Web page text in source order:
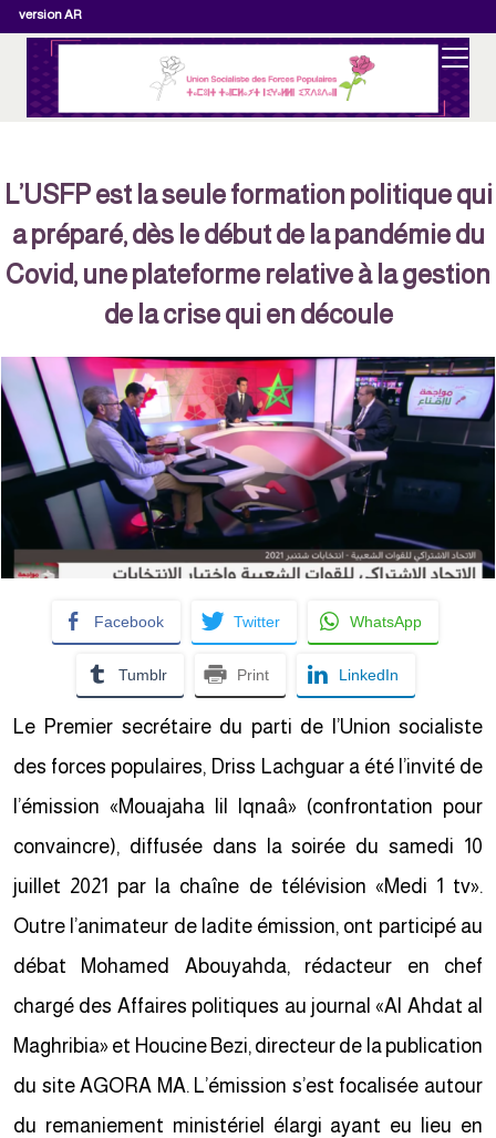
version AR
L’USFP est la seule formation politique qui
a préparé, dès le début de la pandémie du
Covid, une plateforme relative à la gestion
de la crise qui en découle
Facebook Twitter WhatsApp
Tumblr Print LinkedIn
Le Premier secrétaire du parti de l’Union socialiste
des forces populaires, Driss Lachguar a été l’invité de
l’émission «Mouajaha lil Iqnaâ» (confrontation pour
convaincre), diffusée dans la soirée du samedi 10
juillet 2021 par la chaîne de télévision «Medi 1 tv».
Outre l’animateur de ladite émission, ont participé au
débat Mohamed Abouyahda, rédacteur en chef
chargé des Affaires politiques au journal «Al Ahdat al
Maghribia» et Houcine Bezi, directeur de la publication
du site AGORA MA. L’émission s’est focalisée autour
du remaniement ministériel élargi ayant eu lieu en